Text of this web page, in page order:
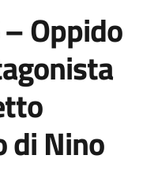
Oppido
di Nino